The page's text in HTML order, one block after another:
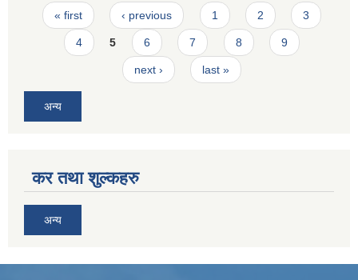
Pages
« first ‹ previous 1 2 3
4 5 6 7 8 9
next › last »
अन्य
कर तथा शुल्कहरु
अन्य